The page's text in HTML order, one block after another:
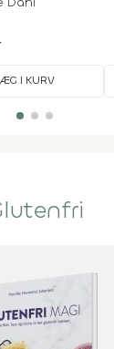
I KURV